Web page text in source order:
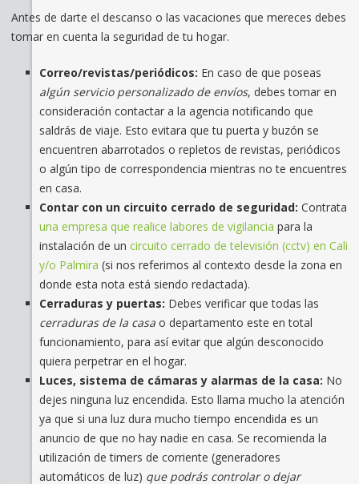
Antes de darte el descanso o las vacaciones que mereces debes
tomar en cuenta la seguridad de tu hogar.
Correo/revistas/periódicos: En caso de que poseas
algún servicio personalizado de envíos, debes tomar en
consideración contactar a la agencia notificando que
saldrás de viaje. Esto evitara que tu puerta y buzón se
encuentren abarrotados o repletos de revistas, periódicos
o algún tipo de correspondencia mientras no te encuentres
en casa.
Contar con un circuito cerrado de seguridad: Contrata
una empresa que realice labores de vigilancia para la
instalación de un circuito cerrado de televisión (cctv) en Cali
y/o Palmira (si nos referimos al contexto desde la zona en
donde esta nota está siendo redactada).
Cerraduras y puertas: Debes verificar que todas las
cerraduras de la casao departamento este en total
funcionamiento, para así evitar que algún desconocido
quiera perpetrar en el hogar.
Luces, sistema de cámaras y alarmas de la casa: No
dejes ninguna luz encendida. Esto llama mucho la atención
ya que si una luz dura mucho tiempo encendida es un
anuncio de que no hay nadie en casa. Se recomienda la
utilización de timers de corriente (generadores
automáticos de luz) que podrás controlar o dejar